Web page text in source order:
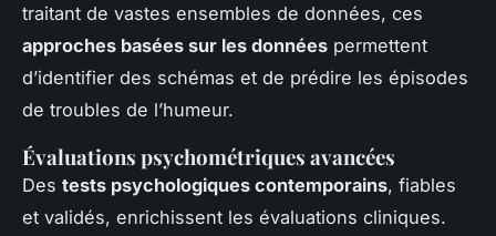
traitant de vastes ensembles de données, ces
approches basées sur les données permettent
d’identifier des schémas et de prédire les épisodes
de troubles de l’humeur.
Évaluations psychométriques avancées
Des tests psychologiques contemporains, fiables
et validés, enrichissent les évaluations cliniques.